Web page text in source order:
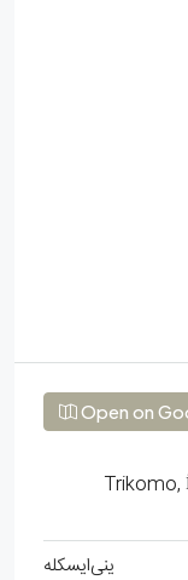
Open on
Trikomo,
ینی‌ایسکله